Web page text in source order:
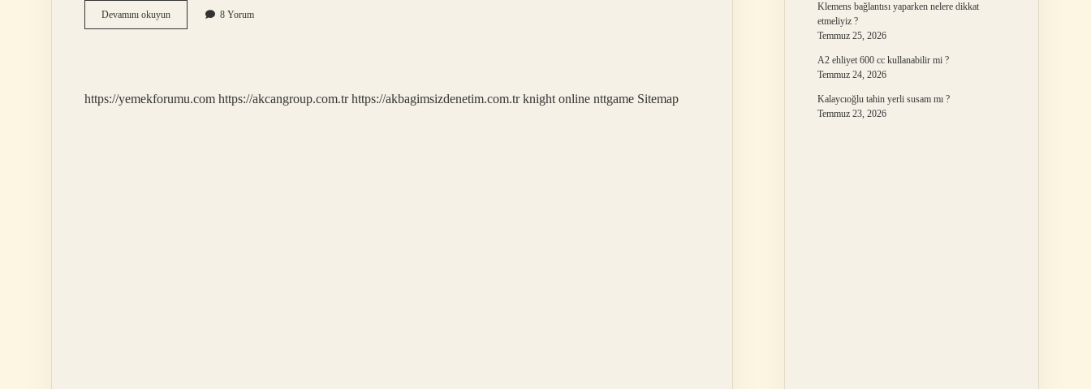
Devamını okuyunPsikoterapi
Gerçekten
8 Yorum
https://yemekforumu.com https://akcangroup.com.tr https://akbagimsizdenetim.com.tr knight online nttgame Sitemap
Klemens bağlantısı yaparken nelere dikkat
etmeliyiz ?
Temmuz 25, 2026
A2 ehliyet 600 cc kullanabilir mi ?
Temmuz 24, 2026
Kalaycıoğlu tahin yerli susam mı ?
Temmuz 23, 2026